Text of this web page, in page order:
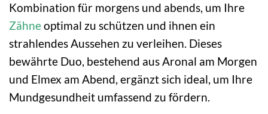
Kombination für morgens und abends, um Ihre
Zähneoptimal zu schützen und ihnen ein
strahlendes Aussehen zu verleihen. Dieses
bewährte Duo, bestehend aus Aronal am Morgen
und Elmex am Abend, ergänzt sich ideal, um Ihre
Mundgesundheit umfassend zu fördern.